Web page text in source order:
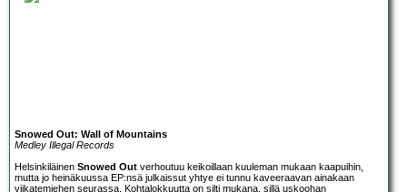
Snowed Out: Wall of Mountains
Medley Illegal Records
Helsinkiläinen Snowed Out verhoutuu keikoillaan kuuleman mukaan kaapuihin,
mutta jo heinäkuussa EP:nsä julkaissut yhtye ei tunnu kaveeraavan ainakaan
viikatemiehen seurassa. Kohtalokkuutta on silti mukana, sillä uskoohan